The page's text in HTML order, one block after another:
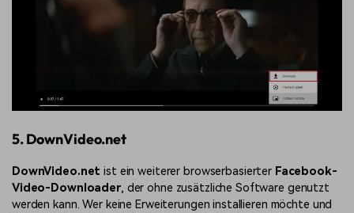
5. DownVideo.net
DownVideo.net ist ein weiterer browserbasierter Facebook-
Video-Downloader, der ohne zusätzliche Software genutzt
werden kann. Wer keine Erweiterungen installieren möchte und